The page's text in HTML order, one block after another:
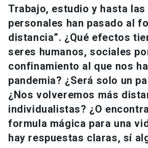
Vinculación
Universidad
Información para keyboard_arrow_down
Futuros estudiantes
Estudiantes
Académicos
Go to english site
ACCESOS DIRECTOS
Trabajo, estudio y hasta
personales han pasado al
distancia”. ¿Qué efectos
seres humanos, sociales
confinamiento al que nos
pandemia? ¿Será solo un
¿Nos volveremos más
individualistas? ¿O
formula mágica para una
hay respuestas claras, sí